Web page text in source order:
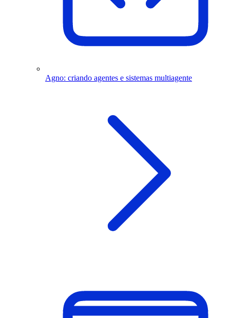
Agno: criando agentes e sistemas multiagente